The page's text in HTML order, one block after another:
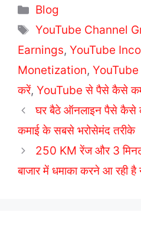
C
a
e
g
o
r
i
e
s
Blog
T
a
s
YouTube Channel
Earnings, YouTube
Monetization,
करें, YouTube से पैसे कैसे
घर बैठे ऑनलाइन पैसे कैसे
कमाई के सबसे भरोसेमंद तरीके
250 KM रेंज और 3 मिनट
बाजार में धमाका करने आ रही